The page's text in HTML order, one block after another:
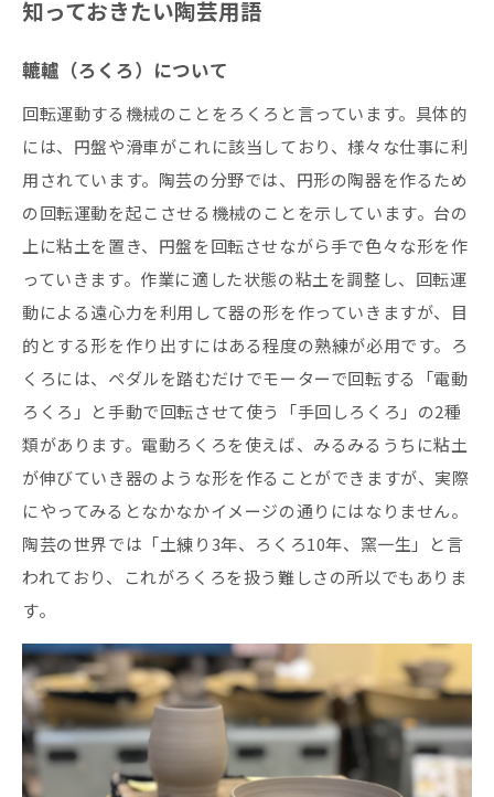
知っておきたい陶芸用語
轆轤（ろくろ）について
回転運動する機械のことをろくろと言っています。具体的
には、円盤や滑車がこれに該当しており、様々な仕事に利
用されています。陶芸の分野では、円形の陶器を作るため
の回転運動を起こさせる機械のことを示しています。台の
上に粘土を置き、円盤を回転させながら手で色々な形を作
っていきます。作業に適した状態の粘土を調整し、回転運
動による遠心力を利用して器の形を作っていきますが、目
的とする形を作り出すにはある程度の熟練が必用です。ろ
くろには、ペダルを踏むだけでモーターで回転する「電動
ろくろ」と手動で回転させて使う「手回しろくろ」の2種
類があります。電動ろくろを使えば、みるみるうちに粘土
が伸びていき器のような形を作ることができますが、実際
にやってみるとなかなかイメージの通りにはなりません。
陶芸の世界では「土練り3年、ろくろ10年、窯一生」と言
われており、これがろくろを扱う難しさの所以でもありま
す。